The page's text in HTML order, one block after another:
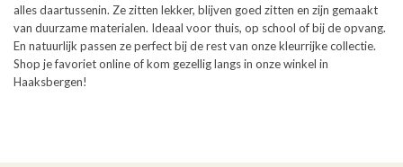
alles daartussenin. Ze zitten lekker, blijven goed zitten en zijn gemaakt
van duurzame materialen. Ideaal voor thuis, op school of bij de opvang.
En natuurlijk passen ze perfect bij de rest van onze kleurrijke collectie.
Shop je favoriet online of kom gezellig langs in onze winkel in
Haaksbergen!